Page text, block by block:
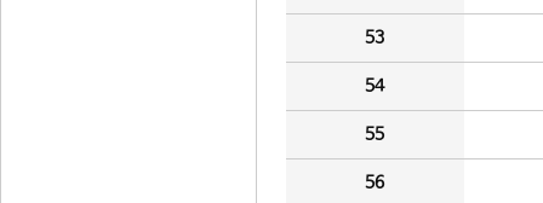
53
54
55
56